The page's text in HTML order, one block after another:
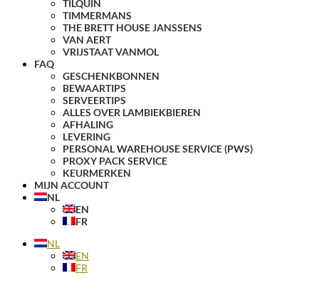
TILQUIN
TIMMERMANS
THE BRETT HOUSE JANSSENS
VAN AERT
VRIJSTAAT VANMOL
FAQ
GESCHENKBONNEN
BEWAARTIPS
SERVEERTIPS
ALLES OVER LAMBIEKBIEREN
AFHALING
LEVERING
PERSONAL WAREHOUSE SERVICE (PWS)
PROXY PACK SERVICE
KEURMERKEN
MIJN ACCOUNT
NL
EN
FR
NL
EN
FR